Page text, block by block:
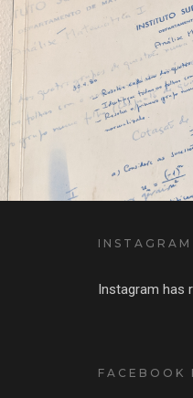
INSTAGRAM
Instagram has
FACEBOOK